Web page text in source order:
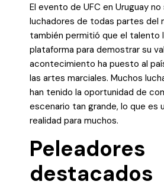
El evento de UFC en Uruguay
luchadores de todas partes del
también permitió que el talento
plataforma para demostrar su
acontecimiento ha puesto al
las artes marciales. Muchos
han tenido la oportunidad de
escenario tan grande, lo que es
realidad para muchos.
Peleadores
destacados